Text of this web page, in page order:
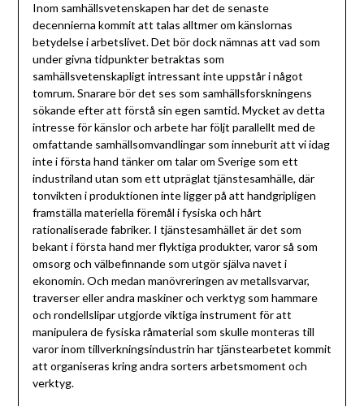
Inom samhällsvetenskapen har det de senaste
decennierna kommit att talas alltmer om känslornas
betydelse i arbetslivet. Det bör dock nämnas att vad som
under givna tidpunkter betraktas som
samhällsvetenskapligt intressant inte uppstår i något
tomrum. Snarare bör det ses som samhällsforskningens
sökande efter att förstå sin egen samtid. Mycket av detta
intresse för känslor och arbete har följt parallellt med de
omfattande samhällsomvandlingar som inneburit att vi idag
inte i första hand tänker om talar om Sverige som ett
industriland utan som ett utpräglat tjänstesamhälle, där
tonvikten i produktionen inte ligger på att handgripligen
framställa materiella föremål i fysiska och hårt
rationaliserade fabriker. I tjänstesamhället är det som
bekant i första hand mer flyktiga produkter, varor så som
omsorg och välbefinnande som utgör själva navet i
ekonomin. Och medan manövreringen av metallsvarvar,
traverser eller andra maskiner och verktyg som hammare
och rondellslipar utgjorde viktiga instrument för att
manipulera de fysiska råmaterial som skulle monteras till
varor inom tillverkningsindustrin har tjänstearbetet kommit
att organiseras kring andra sorters arbetsmoment och
verktyg.